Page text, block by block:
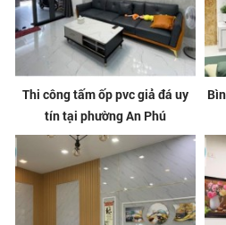
Thi công tấm ốp pvc giả đá uy
tín tại phường An Phú